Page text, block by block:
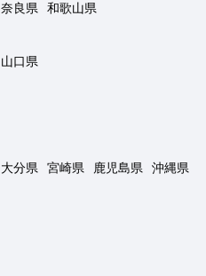
奈良県
和歌山県
山口県
大分県 宮崎県 鹿児島県 沖縄県